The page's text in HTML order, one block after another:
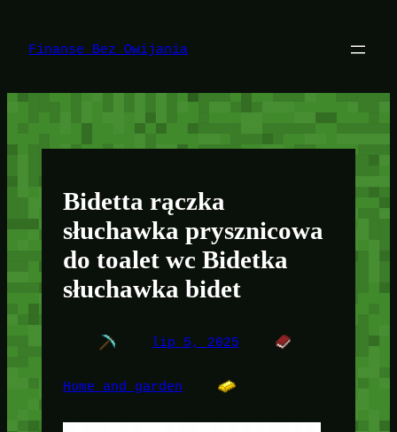
treści
Finanse Bez Owijania
Bidetta rączka
słuchawka prysznicowa
do toalet wc Bidetka
słuchawka bidet
lip 5, 2025
Home and garden